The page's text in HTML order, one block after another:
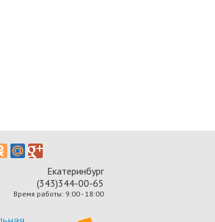
Екатеринбург
(343)344-00-65
Время работы: 9:00 - 18:00